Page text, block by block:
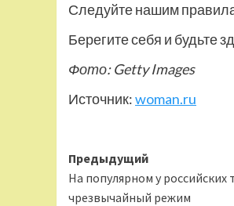
Следуйте нашим
Берегите себя и будьте
Фото: Getty Images
Источник:woman.ru
Навигация
записи
Предыдущий
На популярном у российских
чрезвычайный режим